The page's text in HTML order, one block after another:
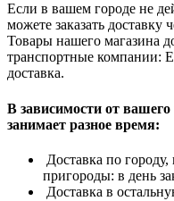
Если в вашем городе не
можете заказать
Товары нашего магазина
транспортные компании:
доставка.
В зависимости от
занимает разное время:
Доставка по
пригороды: в день
Доставка в